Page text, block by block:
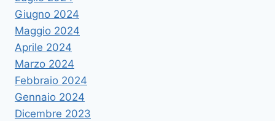
Giugno 2024
Maggio 2024
Aprile 2024
Marzo 2024
Febbraio 2024
Gennaio 2024
Dicembre 2023